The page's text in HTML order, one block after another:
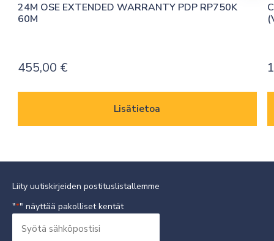
24M OSE EXTENDED WARRANTY PDP RP750K
60M
455,00 €
Lisätietoa
Liity uutiskirjeiden postituslistallemme
"*" näyttää pakolliset kentät
sähköpostisi